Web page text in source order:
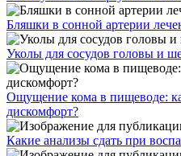
Бляшки в сонной артерии
Уколы для сосудов головы и
Ощущение кома в пищеводе:
дискомфорт?
Какие анализы сдать при